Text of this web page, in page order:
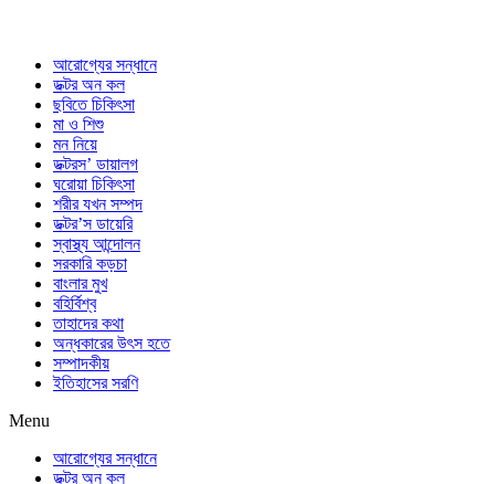
আরোগ্যের সন্ধানে
ডক্টর অন কল
ছবিতে চিকিৎসা
মা ও শিশু
মন নিয়ে
ডক্টরস’ ডায়ালগ
ঘরোয়া চিকিৎসা
শরীর যখন সম্পদ
ডক্টর’স ডায়েরি
স্বাস্থ্য আন্দোলন
সরকারি কড়চা
বাংলার মুখ
বহির্বিশ্ব
তাহাদের কথা
অন্ধকারের উৎস হতে
সম্পাদকীয়
ইতিহাসের সরণি
Menu
আরোগ্যের সন্ধানে
ডক্টর অন কল